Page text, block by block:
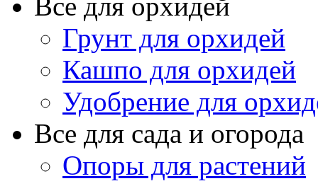
Грунт для орхидей
Кашпо для орхидей
Удобрение для
Все для сада и огорода
Опоры для растений